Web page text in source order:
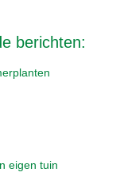
berichten:
eigen tuin